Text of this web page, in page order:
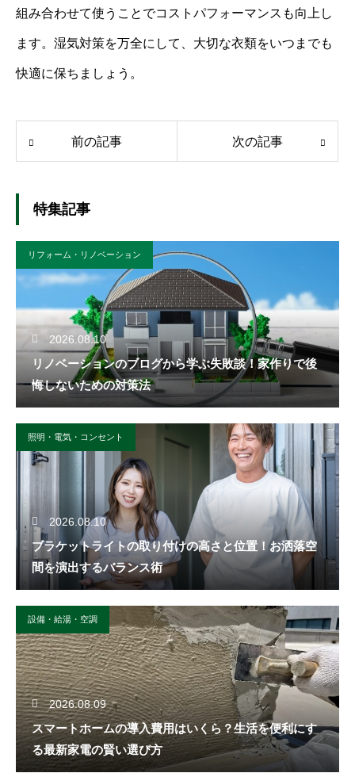
組み合わせて使うことでコストパフォーマンスも向上し
ます。湿気対策を万全にして、大切な衣類をいつまでも
快適に保ちましょう。
前の記事 次の記事
特集記事
リフォーム・リノベーション
2026.08.10
リノベーションのブログから学ぶ失敗談！家作りで後
悔しないための対策法
照明・電気・コンセント
2026.08.10
ブラケットライトの取り付けの高さと位置！お洒落空
間を演出するバランス術
設備・給湯・空調
2026.08.09
スマートホームの導入費用はいくら？生活を便利にす
る最新家電の賢い選び方